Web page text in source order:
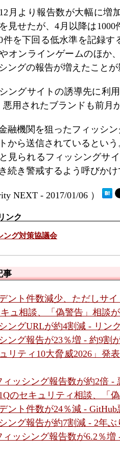
月より報告数が大幅に増
見せたが、4月以降は
件を下回る低水準を記録
オンラインゲームのほか
ングの報告が増えたことが
ングサイトの誘導先に利
悪用されたブランドも前月
融機関を狙ったフィッシ
から送信されているとい
見られるフィッシングサ
続き警戒するよう呼びかけ
NEXT - 2017/01/06 ）
ンク
ング対策協議会
事
ント件数減少、ただしサ
ュ相談、「偽警告」相談
ングURLが約4割減 - リン
ング報告が23％増 - 約9割
ュリティ10大脅威2026」
ィッシング報告数が約2倍 -
のセキュリティ相談、「
ント件数が24％減 -
ング報告が約7割減 - 2年ぶ
ィッシング報告数が6.2％増